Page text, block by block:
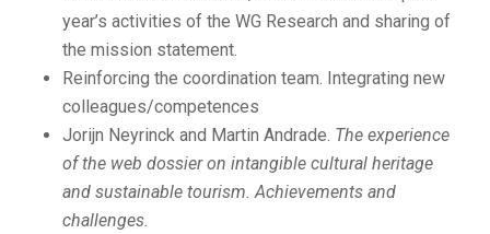
year’s activities of the WG Research and sharing of
the mission statement.
Reinforcing the coordination team. Integrating new
colleagues/competences
Jorijn Neyrinck and Martin Andrade. The experience
of the web dossier on intangible cultural heritage
and sustainable tourism. Achievements and
challenges.